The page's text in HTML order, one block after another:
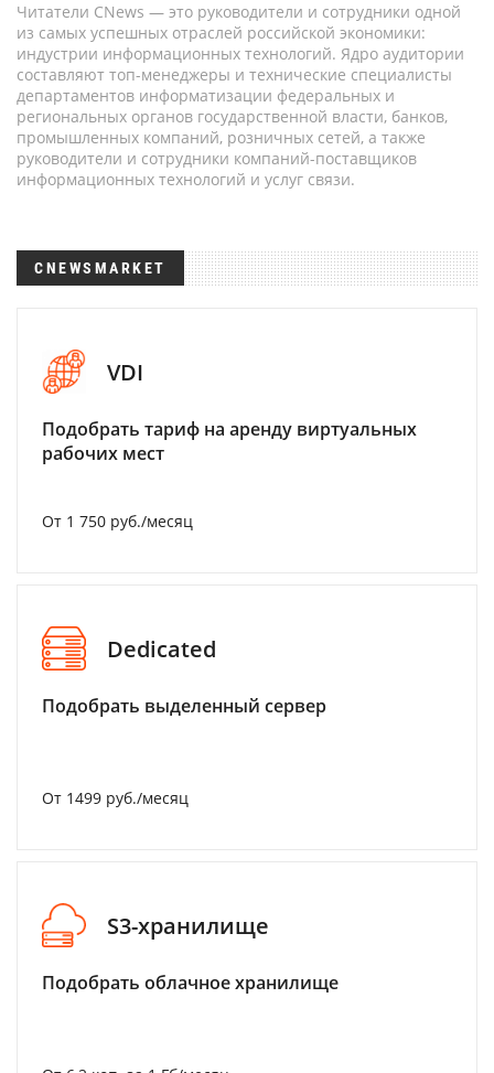
Читатели CNews — это руководители и сотрудники одной
из самых успешных отраслей российской экономики:
индустрии информационных технологий. Ядро аудитории
составляют топ-менеджеры и технические специалисты
департаментов информатизации федеральных и
региональных органов государственной власти, банков,
промышленных компаний, розничных сетей, а также
руководители и сотрудники компаний-поставщиков
информационных технологий и услуг связи.
CNEWSMARKET
VDI
Подобрать тариф на аренду виртуальных
рабочих мест
От 1 750 руб./месяц
Dedicated
Подобрать выделенный сервер
От 1499 руб./месяц
S3-хранилище
Подобрать облачное хранилище